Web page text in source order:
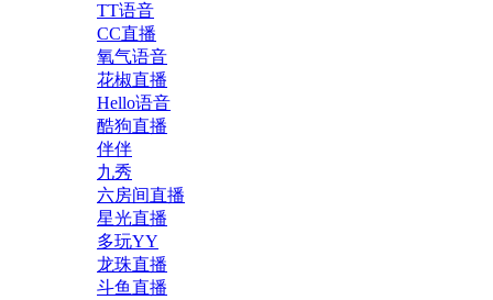
TT语音
CC直播
氧气语音
花椒直播
Hello语音
酷狗直播
伴伴
九秀
六房间直播
星光直播
多玩YY
龙珠直播
斗鱼直播